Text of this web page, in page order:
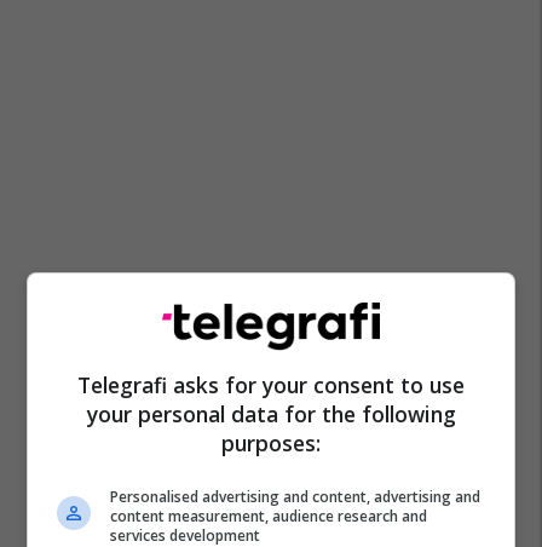
Kosova Makers League Bonevet
Telegrafi asks for your consent to use
your personal data for the following
purposes:
Personalised advertising and content, advertising and
content measurement, audience research and
services development